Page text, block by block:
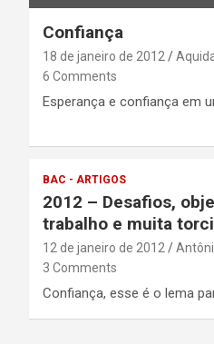
Confiança
18 de janeiro de 2012
6 Comments
Esperança e confiança em
BAC - ARTIGOS
2012 – Desafios,
trabalho e muita
12 de janeiro de 2012
3 Comments
Confiança, esse é o lema